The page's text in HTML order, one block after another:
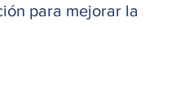
para mejorar la